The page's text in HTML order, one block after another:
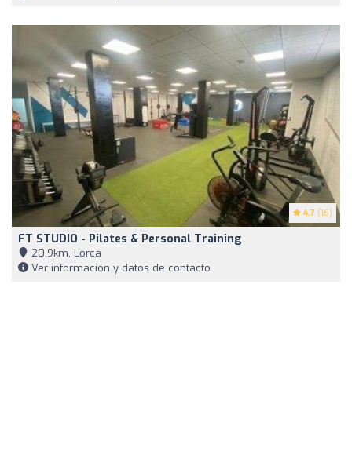
4.7 (16)
FT STUDIO - Pilates & Personal Training
20,9km, Lorca
Ver información y datos de contacto